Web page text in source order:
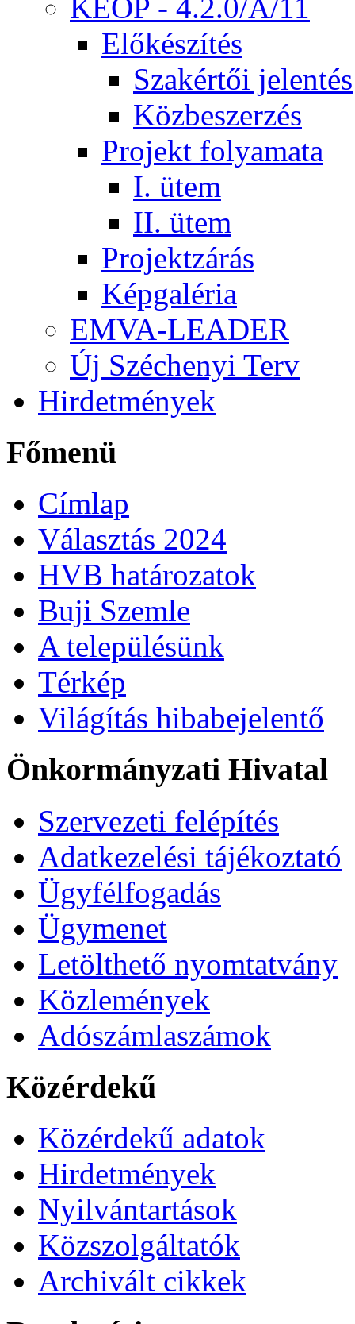
KEOP - 4.2.0/A/11
Előkészítés
Szakértői jelentés
Közbeszerzés
Projekt folyamata
I. ütem
II. ütem
Projektzárás
Képgaléria
EMVA-LEADER
Új Széchenyi Terv
Hirdetmények
Főmenü
Címlap
Választás 2024
HVB határozatok
Buji Szemle
A településünk
Térkép
Világítás hibabejelentő
Önkormányzati Hivatal
Szervezeti felépítés
Adatkezelési tájékoztató
Ügyfélfogadás
Ügymenet
Letölthető nyomtatvány
Közlemények
Adószámlaszámok
Közérdekű
Közérdekű adatok
Hirdetmények
Nyilvántartások
Közszolgáltatók
Archivált cikkek